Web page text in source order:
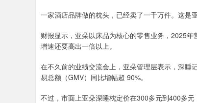
一家酒店品牌做的枕头，已经卖了一千万件。这是
财报显示，亚朵以床品为核心的零售业务，2025
增速还要高出一倍以上。
在不久前的业绩交流会上，亚朵管理层表示，深
易总额（GMV）同比增幅超 90%。
不过，市面上亚朵深睡枕定价在300多元到400多